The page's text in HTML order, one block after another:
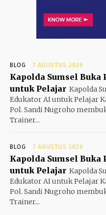
BLOG 7 AGUSTUS 2026
Kapolda Sumsel
untuk Pelajar Kapolda
Edukator AI untuk Pelajar
Pol. Sandi Nugroho
Trainer...
BLOG 7 AGUSTUS 2026
Kapolda Sumsel
untuk Pelajar Kapolda
Edukator AI untuk Pelajar
Pol. Sandi Nugroho
Trainer...